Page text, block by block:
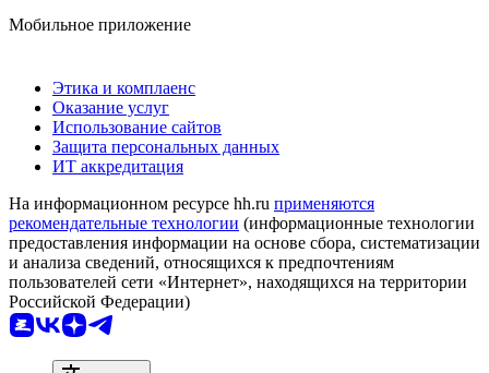
Мобильное приложение
Этика и комплаенс
Оказание услуг
Использование сайтов
Защита персональных данных
ИТ аккредитация
На информационном ресурсе hh.ru применяются
рекомендательные технологии (информационные технологии
предоставления информации на основе сбора, систематизации
и анализа сведений, относящихся к предпочтениям
пользователей сети «Интернет», находящихся на территории
Российской Федерации)